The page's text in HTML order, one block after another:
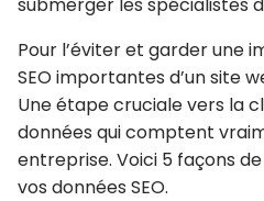
Pour l’éviter et garder une
SEO importantes d’un site
Une étape cruciale vers la
données qui comptent
entreprise. Voici 5 façons
vos données SEO.